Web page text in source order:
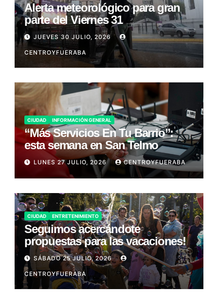
Alerta meteorológico para gran
parte del Viernes 31
JUEVES 30 JULIO, 2026
CENTROYFUERABA
CIUDAD INFORMACIÓN GENERAL
“Más Servicios En Tu Barrio”:
esta semana en San Telmo
LUNES 27 JULIO, 2026 CENTROYFUERABA
CIUDAD ENTRETENIMIENTO
Seguimos acercándote
propuestas para las vacaciones!
SÁBADO 25 JULIO, 2026
CENTROYFUERABA